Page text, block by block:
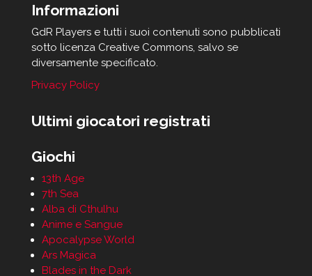
Informazioni
GdR Players e tutti i suoi contenuti sono pubblicati
sotto licenza Creative Commons, salvo se
diversamente specificato.
Privacy Policy
Ultimi giocatori registrati
Giochi
13th Age
7th Sea
Alba di Cthulhu
Anime e Sangue
Apocalypse World
Ars Magica
Blades in the Dark